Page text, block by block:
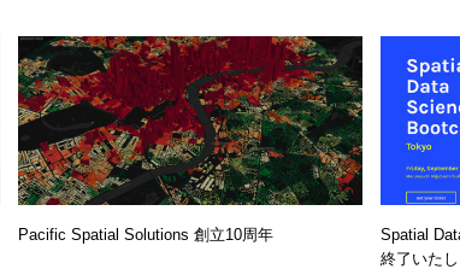
Pacific Spatial Solutions 創立10周年
Spatial
終了いたし